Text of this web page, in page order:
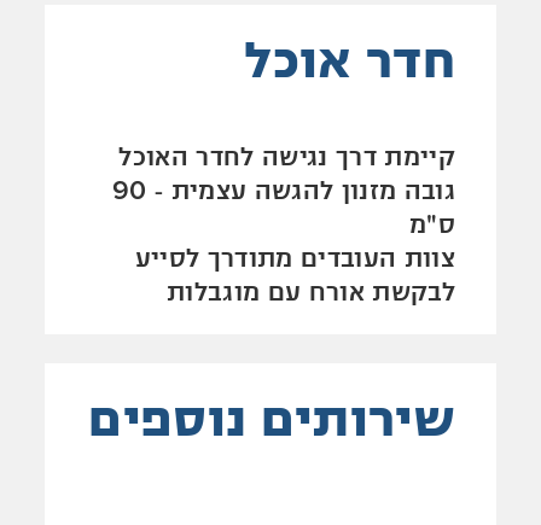
חדר אוכל
קיימת דרך נגישה לחדר האוכל
גובה מזנון להגשה עצמית - 90
ס"מ
צוות העובדים מתודרך לסייע
לבקשת אורח עם מוגבלות
שירותים נוספים